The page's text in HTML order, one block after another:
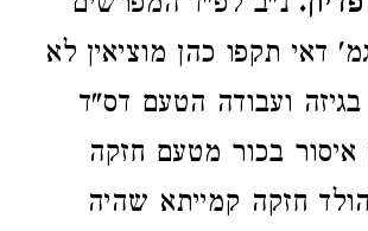
דאי תקפו כהן מוציאין לא
ועבודה הטעם דס"ד
בכור מטעם חזקה
חזקה קמייתא שהיה